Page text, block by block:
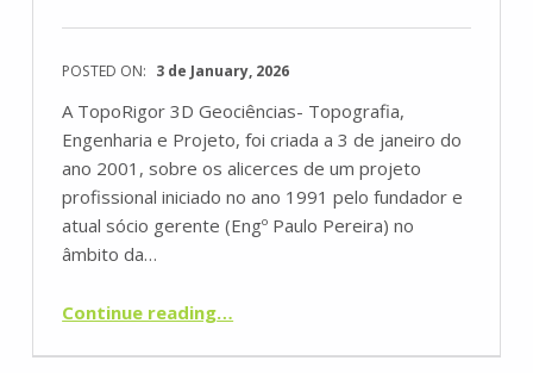
POSTED ON: 3 de January, 2026
A TopoRigor 3D Geociências- Topografia,
Engenharia e Projeto, foi criada a 3 de janeiro do
ano 2001, sobre os alicerces de um projeto
profissional iniciado no ano 1991 pelo fundador e
atual sócio gerente (Engº Paulo Pereira) no
âmbito da…
Continue reading“Com imenso orgulho, partilhamos que a TopoRigor completa os seus 25 ANOS”
…